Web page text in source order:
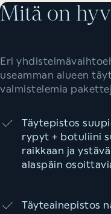
Mitä on
Eri
useamman alueen
valmistelemia
Täytepistos
rypyt + botuliini
raikkaan ja
alaspäin
Täyteainepistos